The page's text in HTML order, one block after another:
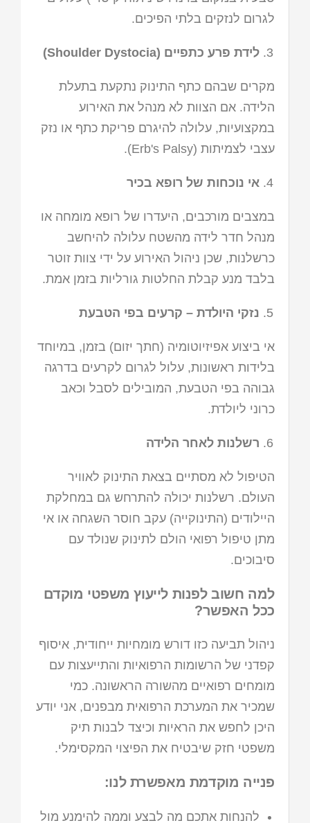
לגרום לנזקים בלתי הפיכים.
לידת פרע כתפיים (Shoulder Dystocia
)
מקרים שבהם כתף התינוק נתקעת בתעלת
הלידה. אם הצוות לא מנהל את האירוע
במקצועיות, עלולה להיגרם פריקת כתף או נזק
עצבי לצמיתות (Erb's Palsy).
אי נוכחות של רופא בכיר
במצבים מורכבים, היעדרו של רופא מומחה או
מנהל חדר לידה מהשטח עלולה להיחשב
כרשלנות, שכן ניהול האירוע על ידי צוות זוטר
בלבד מנע קבלת החלטות גורליות בזמן אמת.
נזקי היולדת – קרעים בפי הטבעת
אי ביצוע אפיזיוטומיה (חתך יזום) בזמן, במיוחד
בלידות ראשונות, עלול לגרום לקרעים בדרגה
גבוהה בפי הטבעת, המובילים לסבל וכאב
כרוני ליולדת.
רשלנות לאחר הלידה
הטיפול לא מסתיים בצאת התינוק לאוויר
העולם. רשלנות יכולה להתרחש גם במחלקת
היילודים (התינוקייה) עקב חוסר השגחה או אי
מתן טיפול רפואי הולם לתינוק שנולד עם
סיבוכים.
למה חשוב לפנות לייעוץ משפטי מוקדם
ככל האפשר?
ניהול תביעה כזו דורש מומחיות ייחודית, איסוף
קפדני של הרשומות הרפואיות והתייעצות עם
מומחים רפואיים מהשורה הראשונה. כמי
שמכיר את המערכת הרפואית מבפנים, אני יודע
היכן לחפש את הראיות וכיצד לבנות תיק
משפטי חזק שיבטיח את הפיצוי המקסימלי.
פנייה מוקדמת מאפשרת לנו:
להנחות אתכם מה לבצע וממה להימנע מול